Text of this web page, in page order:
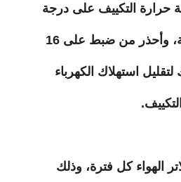
التكييف على درجة
متوسطة مثل 21 درجة، وأحذر من ضبط على 16
استهلاك الكهرباء
الهواء كل فترة، وذلك